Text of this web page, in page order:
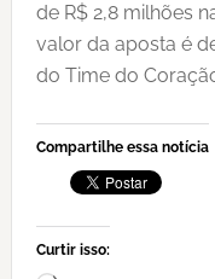
de R$ 2,8 milhões
valor da aposta é
do Time do
Compartilhe essa notícia
Curtir isso: